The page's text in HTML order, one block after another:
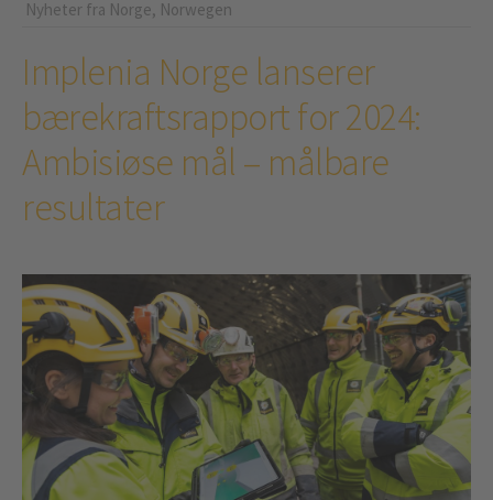
Nyheter fra Norge, Norwegen
Implenia Norge lanserer
bærekraftsrapport for 2024:
Ambisiøse mål – målbare
resultater